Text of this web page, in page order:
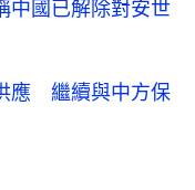
國已解除對安世
應 繼續與中方保